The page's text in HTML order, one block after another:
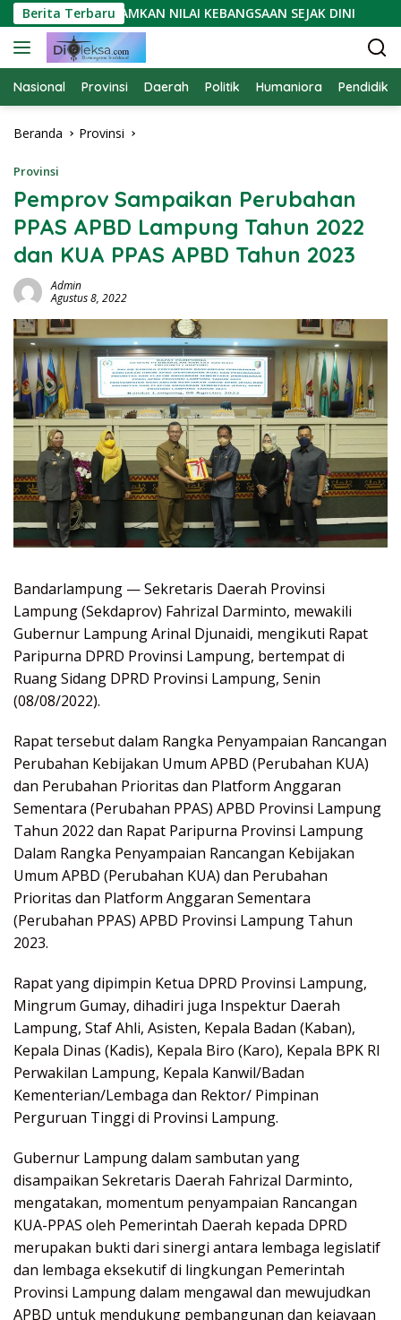
Langsung
ke
konten
Berita Terbaru
TANAMKAN NILAI KEBANGSAAN SEJAK DINI
Nasional Provinsi Daerah Politik Humaniora
Beranda Provinsi
Provinsi
Pemprov Sampaikan Perubahan
PPAS APBD Lampung Tahun 2022
dan KUA PPAS APBD Tahun 2023
Admin
Agustus 8, 2022
Bandarlampung — Sekretaris Daerah Provinsi
Lampung (Sekdaprov) Fahrizal Darminto, mewakili
Gubernur Lampung Arinal Djunaidi, mengikuti Rapat
Paripurna DPRD Provinsi Lampung, bertempat di
Ruang Sidang DPRD Provinsi Lampung, Senin
(08/08/2022).
Rapat tersebut dalam Rangka Penyampaian Rancangan
Perubahan Kebijakan Umum APBD (Perubahan KUA)
dan Perubahan Prioritas dan Platform Anggaran
Sementara (Perubahan PPAS) APBD Provinsi Lampung
Tahun 2022 dan Rapat Paripurna Provinsi Lampung
Dalam Rangka Penyampaian Rancangan Kebijakan
Umum APBD (Perubahan KUA) dan Perubahan
Prioritas dan Platform Anggaran Sementara
(Perubahan PPAS) APBD Provinsi Lampung Tahun
2023.
Rapat yang dipimpin Ketua DPRD Provinsi Lampung,
Mingrum Gumay, dihadiri juga Inspektur Daerah
Lampung, Staf Ahli, Asisten, Kepala Badan (Kaban),
Kepala Dinas (Kadis), Kepala Biro (Karo), Kepala BPK RI
Perwakilan Lampung, Kepala Kanwil/Badan
Kementerian/Lembaga dan Rektor/ Pimpinan
Perguruan Tinggi di Provinsi Lampung.
Gubernur Lampung dalam sambutan yang
disampaikan Sekretaris Daerah Fahrizal Darminto,
mengatakan, momentum penyampaian Rancangan
KUA-PPAS oleh Pemerintah Daerah kepada DPRD
merupakan bukti dari sinergi antara lembaga legislatif
dan lembaga eksekutif di lingkungan Pemerintah
Provinsi Lampung dalam mengawal dan mewujudkan
APBD untuk mendukung pembangunan dan kejayaan